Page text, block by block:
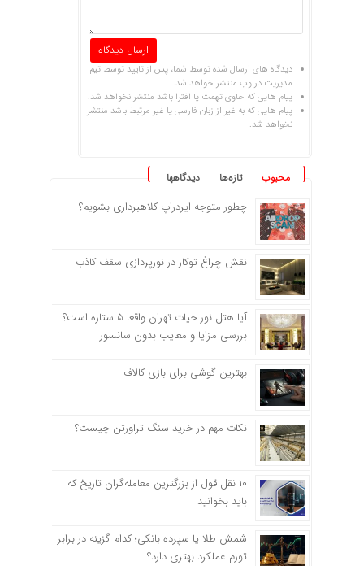
دیدگاه های ارسال شده توسط شما، پس از تایید توسط تیم
مدیریت در وب منتشر خواهد شد.
پیام هایی که حاوی تهمت یا افترا باشد منتشر نخواهد شد.
پیام هایی که به غیر از زبان فارسی یا غیر مرتبط باشد منتشر
نخواهد شد.
محبوب تازه‌ها دیدگاهها
چطور متوجه ایردراپ کلاهبرداری بشویم؟
نقش چراغ توکار در نورپردازی سقف کاذب
آیا هتل نور حیات تهران واقعا ۵ ستاره است؟
بررسی مزایا و معایب بدون سانسور
بهترین گوشی برای بازی کالاف
نکات مهم در خرید سنگ تراورتن چیست؟
۱۰ نقل قول از بزرگترین معامله‌گران تاریخ که
باید بخوانید
شمش طلا یا سپرده بانکی؛ کدام گزینه در برابر
تورم عملکرد بهتری دارد؟